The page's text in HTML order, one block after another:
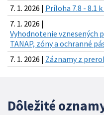
7. 1. 2026 | Príloha 7.8 - 8.1
7. 1. 2026 |
Vyhodnotenie vznesených
TANAP, zóny a ochranné
7. 1. 2026 | Záznamy z
Dôležité